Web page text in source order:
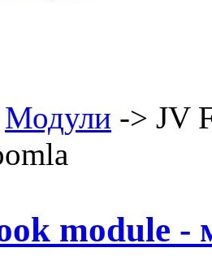
Модули -> JV
module -